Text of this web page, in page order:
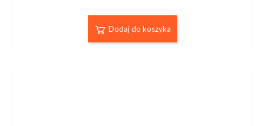
Dodaj do koszyka